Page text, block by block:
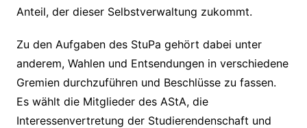
Anteil, der dieser Selbstverwaltung zukommt.
Zu den Aufgaben des StuPa gehört dabei unter
anderem, Wahlen und Entsendungen in verschiedene
Gremien durchzuführen und Beschlüsse zu fassen.
Es wählt die Mitglieder des AStA, die
Interessenvertretung der Studierendenschaft und